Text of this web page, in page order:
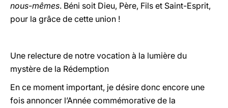
nous-mêmes. Béni soit Dieu, Père, Fils et Saint-Esprit,
pour la grâce de cette union !
Une relecture de notre vocation à la lumière du
mystère de la Rédemption
En ce moment important, je désire donc encore une
fois annoncer l’Année commémorative de la